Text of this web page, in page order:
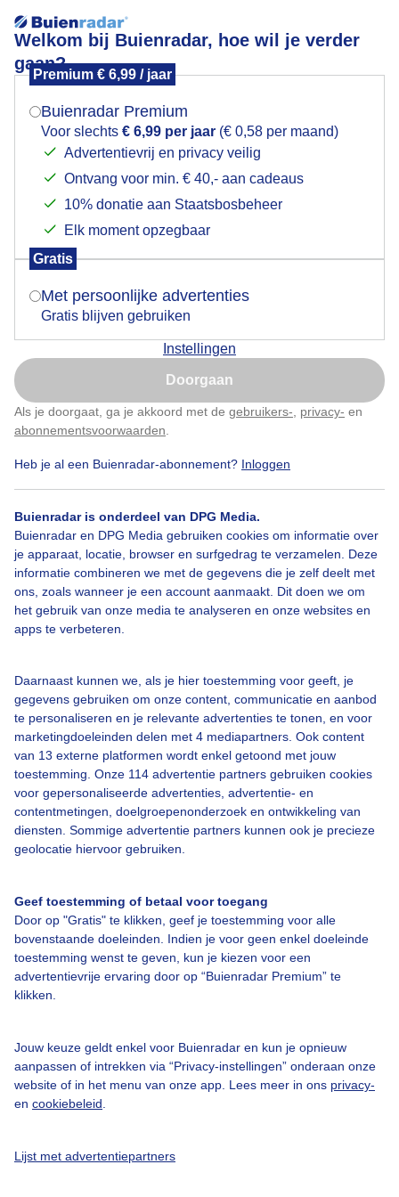
Welkom bij Buienradar, hoe wil je verder
gaan?
Premium € 6,99 / jaar
Buienradar Premium
Voor slechts € 6,99 per jaar (€ 0,58 per maand)
Advertentievrij en privacy veilig
Ontvang voor min. € 40,- aan cadeaus
10% donatie aan Staatsbosbeheer
Elk moment opzegbaar
Gratis
Met persoonlijke advertenties
Gratis blijven gebruiken
Instellingen
Doorgaan
Als je doorgaat, ga je akkoord met de gebruikers- privacy- en
abonnementsvoorwaarden
Heb je al een Buienradar-abonnement? Inloggen
Buienradar is onderdeel van DPG Media.
Buienradar en DPG Media gebruiken cookies om informatie over
je apparaat, locatie, browser en surfgedrag te verzamelen. Deze
informatie combineren we met de gegevens die je zelf deelt met
ons, zoals wanneer je een account aanmaakt. Dit doen we om
het gebruik van onze media te analyseren en onze websites en
apps te verbeteren.
Daarnaast kunnen we, als je hier toestemming voor geeft, je
gegevens gebruiken om onze content, communicatie en aanbod
te personaliseren en je relevante advertenties te tonen, en voor
marketingdoeleinden delen met 4 mediapartners. Ook content
van 13 externe platformen wordt enkel getoond met jouw
toestemming. Onze 114 advertentie partners gebruiken cookies
voor gepersonaliseerde advertenties, advertentie- en
contentmetingen, doelgroepenonderzoek en ontwikkeling van
diensten. Sommige advertentie partners kunnen ook je precieze
geolocatie hiervoor gebruiken.
Geef toestemming of betaal voor toegang
Door op "Gratis" te klikken, geef je toestemming voor alle
bovenstaande doeleinden. Indien je voor geen enkel doeleinde
toestemming wenst te geven, kun je kiezen voor een
advertentievrije ervaring door op “Buienradar Premium” te
klikken.
Jouw keuze geldt enkel voor Buienradar en kun je opnieuw
aanpassen of intrekken via “Privacy-instellingen” onderaan onze
website of in het menu van onze app. Lees meer in ons privacy-
en cookiebeleid
Lijst met advertentiepartners
Erop gegokt maar gaat goed hoor de was drogen
buiten
Om.16.15 uur nog geen druppel gezien alleen maar
zon en wind met vriendelijke bewolking, was droogt
goed met dit weer
Door: Astrid Wiessner Hoog Gemaakt: 10-06-2026, 35x bekeken
Buitenwas Zon Wind
Bekijk slideshow
Een moment geduld aub...
Bedrijfsgegevens
Veelgestelde vragen
Contact
Gebruikersvoorwaarden
Adverteren
Privacy beleid
Mogen we je locatie gebruiken voor het
Indien je hier nog geen akkoord op hebt gegeven,
verschijnt er zo een pop-up uit je browser waarin
Is goed, toon de popup
Nu niet, misschien later
Klik hierom dit aan te passen